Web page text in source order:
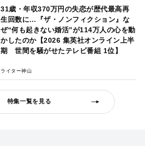
31歳・年収370万円の失恋が歴代最高再
生回数に…『ザ・ノンフィクション』な
ぜ“何も起きない婚活”が114万人の心を動
かしたのか【2026 集英社オンライン上半
期 世間を騒がせたテレビ番組 1位】
ライター神山
特集一覧を見る